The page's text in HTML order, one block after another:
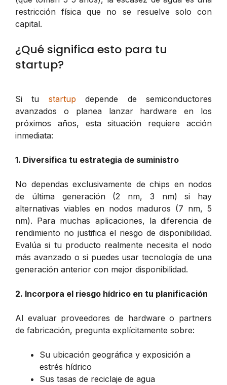
restricción física que no se resuelve solo con
capital.
¿Qué significa esto para tu
startup?
Si tu startup depende de semiconductores
avanzados o planea lanzar hardware en los
próximos años, esta situación requiere acción
inmediata:
1. Diversifica tu estrategia de suministro
No dependas exclusivamente de chips en nodos
de última generación (2 nm, 3 nm) si hay
alternativas viables en nodos maduros (7 nm, 5
nm). Para muchas aplicaciones, la diferencia de
rendimiento no justifica el riesgo de disponibilidad.
Evalúa si tu producto realmente necesita el nodo
más avanzado o si puedes usar tecnología de una
generación anterior con mejor disponibilidad.
2. Incorpora el riesgo hídrico en tu planificación
Al evaluar proveedores de hardware o partners
de fabricación, pregunta explícitamente sobre:
Su ubicación geográfica y exposición a
estrés hídrico
Sus tasas de reciclaje de agua